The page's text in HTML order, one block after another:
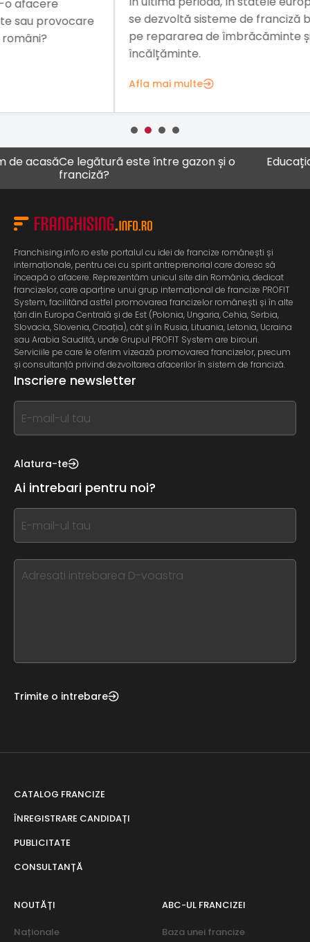
se dezvoltă sisteme de franciză bazate
pe repararea de îmbrăcăminte și de
Ce legătură este între gazon și o
franciză?
Educația ca
Franchising.info.ro este portalul cu idei de francize românești și
internaționale, pentru cei cu spirit antreprenorial care doresc să
înceapă o afacere. Reprezentăm unicul site din România, dedicat
francizelor, care aparține unui grup internațional de francize PROFIT
System, facilitând astfel promovarea francizelor românești și în alte
țări din Europa Centrală și de Est (Polonia, Ungaria, Cehia, Serbia,
Slovacia, Slovenia, Croația), cât și în Rusia, Lituania, Letonia, Ucraina
sau Arabia Saudită, unde Grupul PROFIT System are birouri.
Serviciile pe care le oferim vizează promovarea francizelor, precum
și consultanță privind dezvoltarea afacerilor în sistem de franciză.
Inscriere newsletter
If
you
this,
this
form
field
blank
Alatura-te
Ai intrebari pentru noi?
If
you
this,
Trimite o intrebare
CATALOG FRANCIZE
ÎNREGISTRARE CANDIDAȚI
PUBLICITATE
CONSULTANȚĂ
NOUTĂȚI
Naționale
ABC-UL FRANCIZEI
Baza unei francize